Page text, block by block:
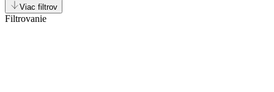
XXLViac filtrov
Filtrovanie